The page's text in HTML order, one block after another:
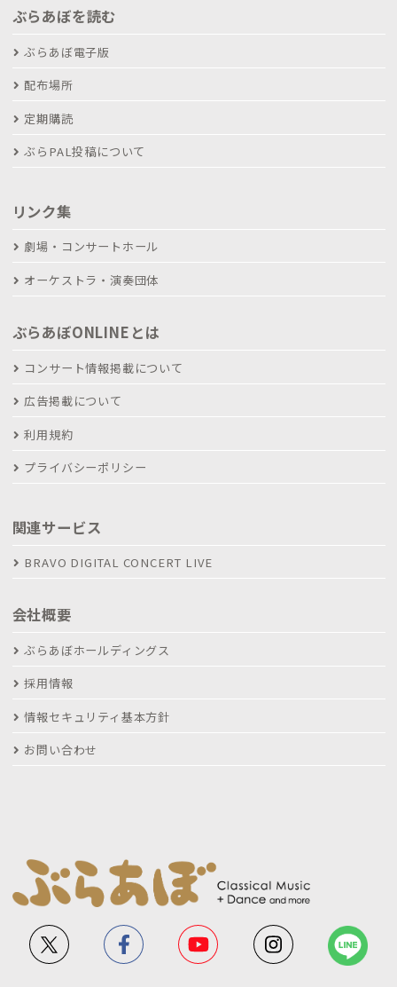
ぶらあぼを読む
ぶらあぼ電子版
配布場所
定期購読
ぶらPAL投稿について
リンク集
劇場・コンサートホール
オーケストラ・演奏団体
ぶらあぼONLINEとは
コンサート情報掲載について
広告掲載について
利用規約
プライバシーポリシー
関連サービス
BRAVO DIGITAL CONCERT LIVE
会社概要
ぶらあぼホールディングス
採用情報
情報セキュリティ基本方針
お問い合わせ